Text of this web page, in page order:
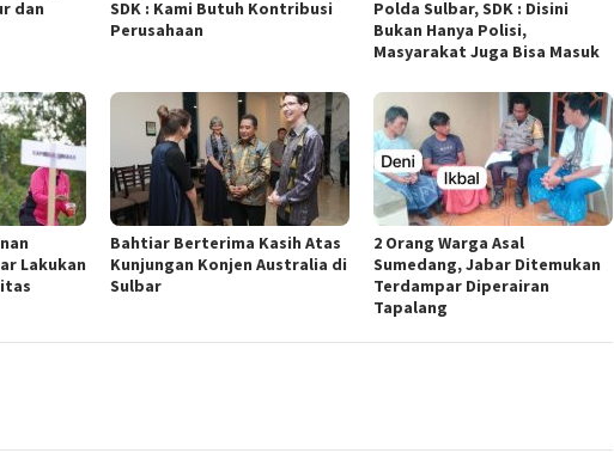
dan
SDK : Kami Butuh Kontribusi
Perusahaan
Polda Sulbar, SDK : Disini
Bukan Hanya Polisi,
Masyarakat Juga Bisa Masuk
Lakukan
Bahtiar Berterima Kasih Atas
Kunjungan Konjen Australia di
Sulbar
2 Orang Warga Asal
Sumedang, Jabar Ditemukan
Terdampar Diperairan
Tapalang